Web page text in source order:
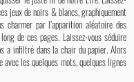
jeux de noirs & blancs, graphiquement
charmer par l’apparition aléatoire des
de ces pages. Laissez-vous séduire
a infiltré dans la chair du papier. Alors
avec les quelques mots, quelques lignes